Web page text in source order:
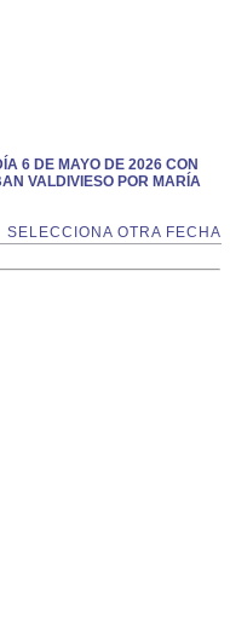
6 DE MAYO DE 2026 CON
VALDIVIESO POR MARÍA
SELECCIONA OTRA FECHA